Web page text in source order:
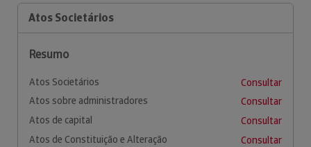
Atos Societários
Resumo
Atos Societários
Consultar
Atos sobre administradores
Consultar
Atos de capital
Consultar
Atos de Constituição e Alteração
Consultar